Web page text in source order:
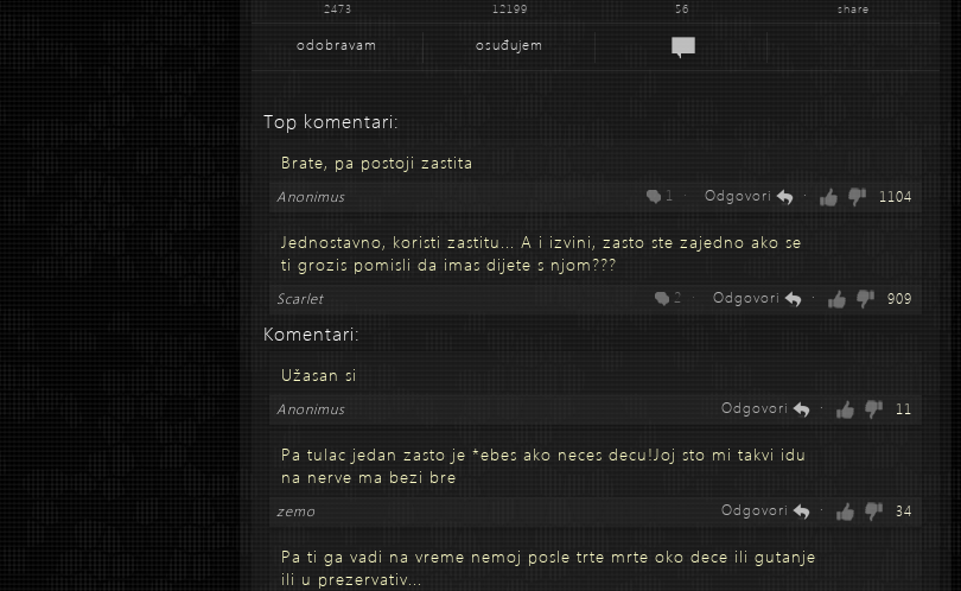
2473 12199 56 share
odobravam osuđujem
Top komentari:
Brate, pa postoji zastita
Anonimus 1104
Odgovori ·
1 ·
Jednostavno, koristi zastitu... A i izvini, zasto ste zajedno ako se
ti grozis pomisli da imas dijete s njom???
Scarlet 909
Odgovori ·
2 ·
Komentari:
Užasan si
Anonimus 11
Odgovori ·
Pa tulac jedan zasto je *ebes ako neces decu!Joj sto mi takvi idu
na nerve ma bezi bre
zemo 34
Odgovori ·
Pa ti ga vadi na vreme nemoj posle trte mrte oko dece ili gutanje
ili u prezervativ...